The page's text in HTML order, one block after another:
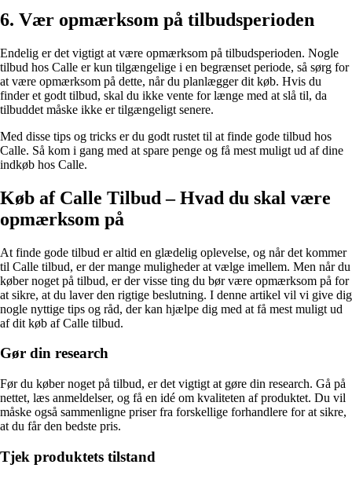
6. Vær opmærksom på tilbudsperioden
Endelig er det vigtigt at være opmærksom på tilbudsperioden. Nogle
tilbud hos Calle er kun tilgængelige i en begrænset periode, så sørg for
at være opmærksom på dette, når du planlægger dit køb. Hvis du
finder et godt tilbud, skal du ikke vente for længe med at slå til, da
tilbuddet måske ikke er tilgængeligt senere.
Med disse tips og tricks er du godt rustet til at finde gode tilbud hos
Calle. Så kom i gang med at spare penge og få mest muligt ud af dine
indkøb hos Calle.
Køb af Calle Tilbud – Hvad du skal være
opmærksom på
At finde gode tilbud er altid en glædelig oplevelse, og når det kommer
til Calle tilbud, er der mange muligheder at vælge imellem. Men når du
køber noget på tilbud, er der visse ting du bør være opmærksom på for
at sikre, at du laver den rigtige beslutning. I denne artikel vil vi give dig
nogle nyttige tips og råd, der kan hjælpe dig med at få mest muligt ud
af dit køb af Calle tilbud.
Gør din research
Før du køber noget på tilbud, er det vigtigt at gøre din research. Gå på
nettet, læs anmeldelser, og få en idé om kvaliteten af produktet. Du vil
måske også sammenligne priser fra forskellige forhandlere for at sikre,
at du får den bedste pris.
Tjek produktets tilstand